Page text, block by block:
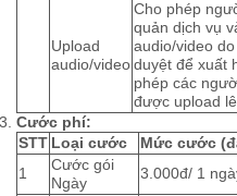
Upload
audio/video
Cho phép
quản dịch vụ
audio/video
duyệt để xuất
phép các
được upload
Cước phí:
STT Loại cước
Mức cước
1
Cước gói
Ngày
3.000đ/ 1